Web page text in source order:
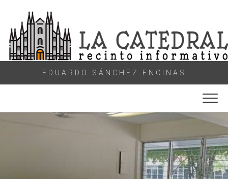
content
EDUARDO SÁNCHEZ ENCINAS